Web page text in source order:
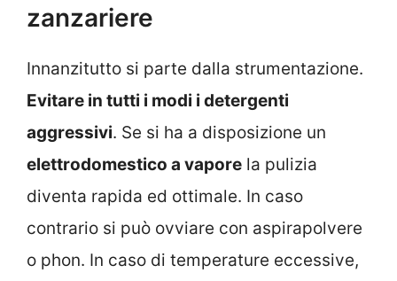
zanzariere
Innanzitutto si parte dalla strumentazione.
Evitare in tutti i modi i detergenti
aggressivi. Se si ha a disposizione un
elettrodomestico a vapore la pulizia
diventa rapida ed ottimale. In caso
contrario si può ovviare con aspirapolvere
o phon. In caso di temperature eccessive,